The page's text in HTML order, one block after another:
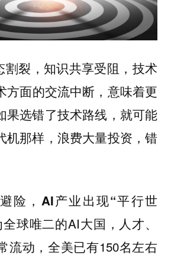
割裂，知识共享受阻，技术
方面的交流中断，意味着更
果选错了技术路线，就可能
机那样，浪费大量投资，错
险，AI产业出现“平行世
球唯二的AI大国，人才、
流动，全美已有150名左右